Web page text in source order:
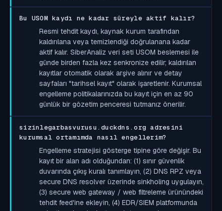
Bu USOM kaydı ne kadar süreyle aktif kalır?
Resmi tehdit kaydı, kaynak kurum tarafından
kaldırılana veya temizlendiği doğrulanana kadar
aktif kalır. SiberAnaliz veri seti USOM beslemesi ile
günde birden fazla kez senkronize edilir; kaldırılan
kayıtlar otomatik olarak arşive alınır ve detay
sayfaları "tarihsel kayıt" olarak işaretlenir. Kurumsal
engelleme politikalarınızda bu kayıt için en az 90
günlük bir gözetim penceresi tutmanız önerilir.
sizinlegarbasvurusu.duckdns.org adresini
kurumsal ortamımda nasıl engellerim?
Engelleme stratejisi gösterge tipine göre değişir. Bu
kayıt bir alan adı olduğundan: (1) sınır güvenlik
duvarında çıkış kuralı tanımlayın, (2) DNS RPZ veya
secure DNS resolver üzerinde sinkholing uygulayın,
(3) secure web gateway / web filtreleme ürünündeki
tehdit feed'ine ekleyin, (4) EDR/SIEM platformunda